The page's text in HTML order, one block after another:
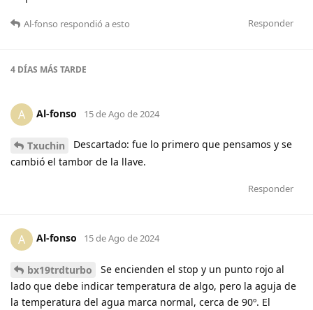
Responder
Al-fonso respondió a esto
4 DÍAS MÁS TARDE
A Al-fonso 15 de Ago de 2024
Txuchin
Descartado: fue lo primero que pensamos y se
cambió el tambor de la llave.
Responder
A Al-fonso 15 de Ago de 2024
bx19trdturbo
Se encienden el stop y un punto rojo al
lado que debe indicar temperatura de algo, pero la aguja de
la temperatura del agua marca normal, cerca de 90º. El